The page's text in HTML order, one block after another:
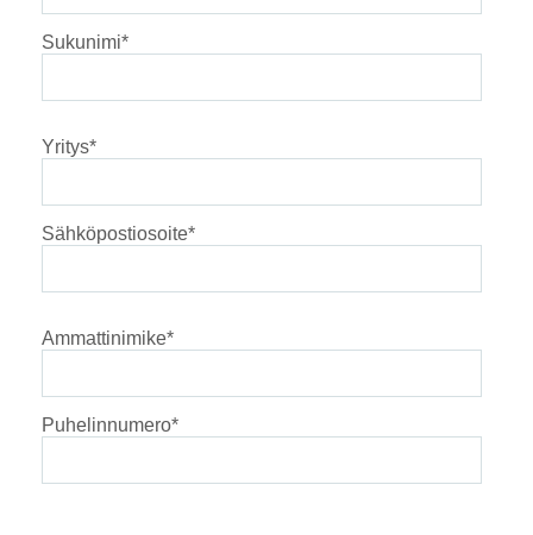
Sukunimi*
Yritys*
Sähköpostiosoite*
Ammattinimike*
Puhelinnumero*